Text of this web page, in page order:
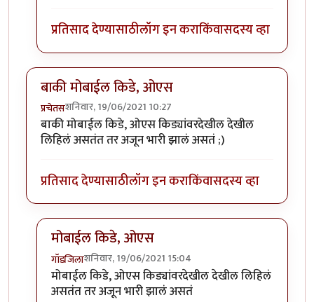
प्रतिसाद देण्यासाठीलॉग इन कराकिंवासदस्य व्हा
बाकी मोबाईल किडे, ओएस
प्रचेतसशनिवार, 19/06/2021 10:27
बाकी मोबाईल किडे, ओएस किड्यांवरदेखील देखील
लिहिलं असतंत तर अजून भारी झालं असतं ;)
प्रतिसाद देण्यासाठीलॉग इन कराकिंवासदस्य व्हा
मोबाईल किडे, ओएस
गॉडजिलाशनिवार, 19/06/2021 15:04
In reply toबाकी मोबाईल किडे, ओएसbyप्रचेतस
मोबाईल किडे, ओएस किड्यांवरदेखील देखील लिहिलं
असतंत तर अजून भारी झालं असतं